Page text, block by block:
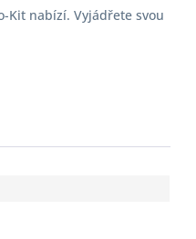
Kit nabízí. Vyjádřete svou